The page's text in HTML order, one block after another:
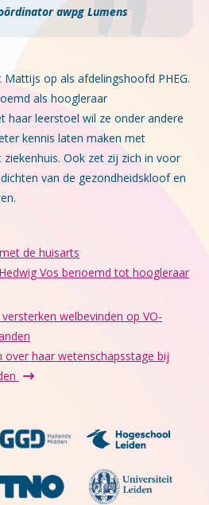
awpg Lumens
op als afdelingshoofd PHEG.
als hoogleraar
haar leerstoel wil ze onder andere
kennis laten maken met
Ook zet zij zich in voor
van de gezondheidskloof en
de huisarts
Hedwig Vos benoemd tot hoogleraar
welbevinden op VO-
haar wetenschapsstage bij